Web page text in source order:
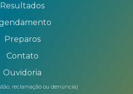
Resultados
Preparos
Contato
Ouvidoria
reclamação ou denúncia)